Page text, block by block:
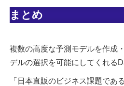
まとめ
複数の高度な予測モデルを作成
デルの選択を可能にしてくれる
「日本直販のビジネス課題であ